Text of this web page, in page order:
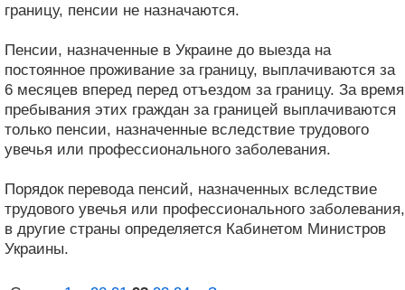
границу, пенсии не назначаются.
Пенсии, назначенные в Украине до выезда на
постоянное проживание за границу, выплачиваются за
6 месяцев вперед перед отъездом за границу. За время
пребывания этих граждан за границей выплачиваются
только пенсии, назначенные вследствие трудового
увечья или профессионального заболевания.
Порядок перевода пенсий, назначенных вследствие
трудового увечья или профессионального заболевания,
в другие страны определяется Кабинетом Министров
Украины.